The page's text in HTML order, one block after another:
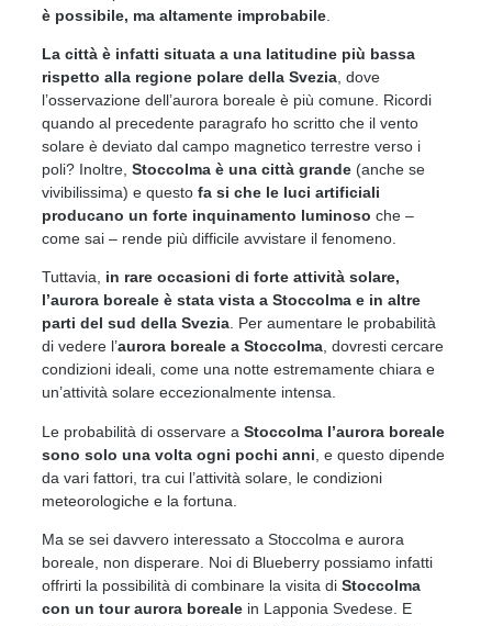
è possibile, ma altamente improbabile
La città è infatti situata a una latitudine più bassa
rispetto alla regione polare della Svezia , dove
l’osservazione dell’aurora boreale è più comune. Ricordi
quando al precedente paragrafo ho scritto che il vento
solare è deviato dal campo magnetico terrestre verso i
poli? Inoltre, Stoccolma è una città grande (anche se
vivibilissima) e questo fa si che le luci artificiali
producano un forte inquinamento luminoso che –
come sai – rende più difficile avvistare il fenomeno.
Tuttavia, in rare occasioni di forte attività solare,
l’aurora boreale è stata vista a Stoccolma e in altre
parti del sud della Svezia. Per aumentare le probabilità
di vedere l’aurora boreale a Stoccolma, dovresti cercare
condizioni ideali, come una notte estremamente chiara e
un’attività solare eccezionalmente intensa.
Le probabilità di osservare a Stoccolma l’aurora boreale
sono solo una volta ogni pochi anni , e questo dipende
da vari fattori, tra cui l’attività solare, le condizioni
meteorologiche e la fortuna.
Ma se sei davvero interessato a Stoccolma e aurora
boreale, non disperare. Noi di Blueberry possiamo infatti
offrirti la possibilità di combinare la visita di Stoccolma
con un tour aurora boreale in Lapponia Svedese. E